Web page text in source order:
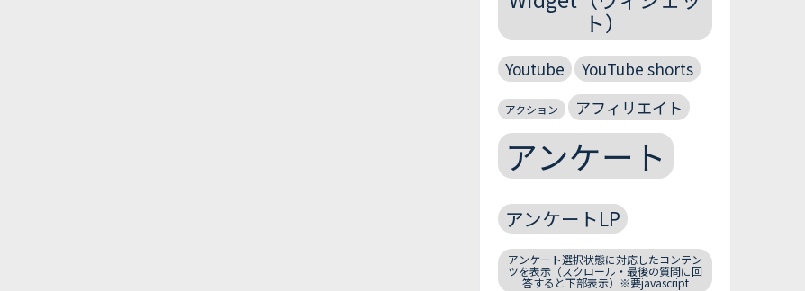
ト）
Youtube YouTube shorts
アクション アフィリエイト
アンケート
アンケートLP
アンケート選択状態に対応したコンテン
ツを表示（スクロール・最後の質問に回
答すると下部表示）※要javascript